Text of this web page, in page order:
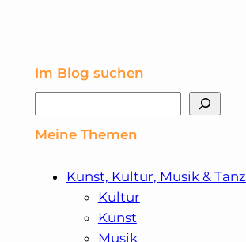
Im Blog suchen
Meine Themen
Kunst, Kultur, Musik & Tanz
Kultur
Kunst
Musik